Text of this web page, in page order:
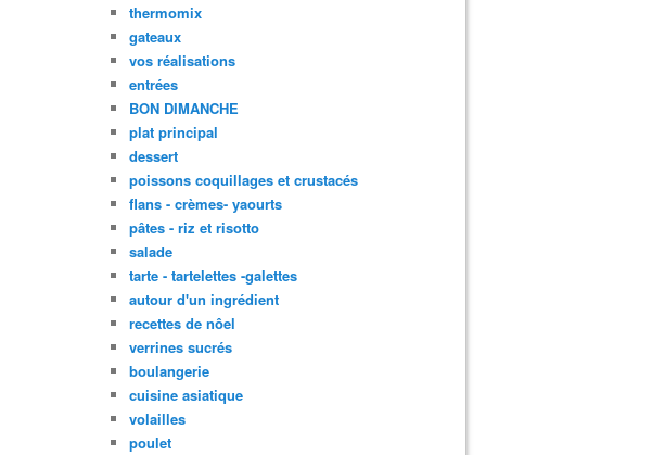
thermomix
gateaux
vos réalisations
entrées
BON DIMANCHE
plat principal
dessert
poissons coquillages et crustacés
flans - crèmes- yaourts
pâtes - riz et risotto
salade
tarte - tartelettes -galettes
autour d'un ingrédient
recettes de nôel
verrines sucrés
boulangerie
cuisine asiatique
volailles
poulet